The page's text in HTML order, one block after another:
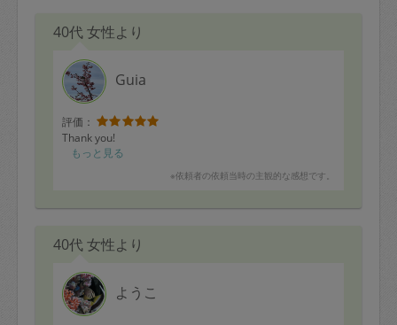
40代 女性より
Guia
評価：
Thank you!
もっと見る
※依頼者の依頼当時の主観的な感想です。
40代 女性より
ようこ